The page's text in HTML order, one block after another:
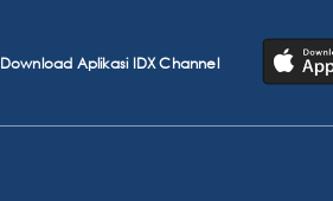
Download Aplikasi IDX Channel